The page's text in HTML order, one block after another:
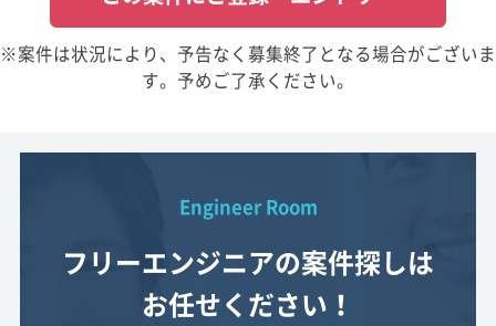
※案件は状況により、予告なく募集終了となる場合がございま
す。予めご了承ください。
Engineer Room
フリーエンジニアの案件探しは
お任せください！